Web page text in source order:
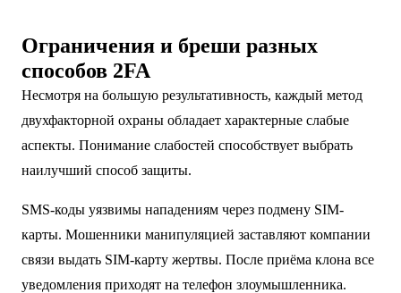
Ограничения и бреши разных
способов 2FA
Несмотря на большую результативность, каждый метод
двухфакторной охраны обладает характерные слабые
аспекты. Понимание слабостей способствует выбрать
наилучший способ защиты.
SMS-коды уязвимы нападениям через подмену SIM-
карты. Мошенники манипуляцией заставляют компании
связи выдать SIM-карту жертвы. После приёма клона все
уведомления приходят на телефон злоумышленника.